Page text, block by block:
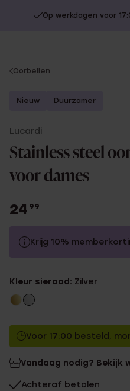
Op werkdagen voor
You
here:
Oorbellen
Nieuw Duurzamer
Lucardi
Stainless steel
voor dames
24 99
Krijg 10%
Zonder memberkorting
Kleur sieraad: Zilver
Voor 17:00 besteld,
Vandaag nodig? Bekijk
Achteraf betalen